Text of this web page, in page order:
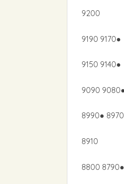
9200
9190 9170●
9150 9140●
9090
8990●
8910
8800 8790●